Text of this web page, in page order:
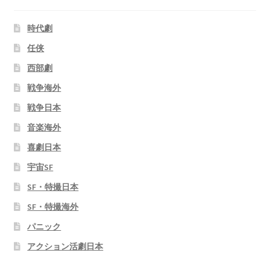
時代劇
任侠
西部劇
戦争海外
戦争日本
音楽海外
喜劇日本
宇宙SF
SF・特撮日本
SF・特撮海外
パニック
アクション活劇日本